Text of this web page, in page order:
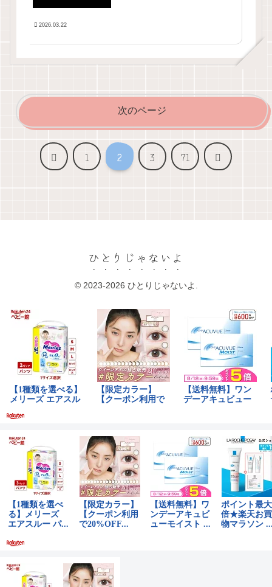
2026.03.22
次のページ
前
1 2 3 71
次
ひとりじゃないよ
© 2023-2026 ひとりじゃないよ.